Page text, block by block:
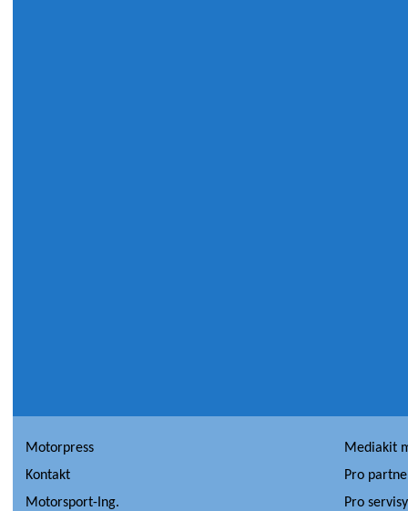
Motorpress
Mediakit
Kontakt
Pro
Motorsport-Ing.
Pro servisy